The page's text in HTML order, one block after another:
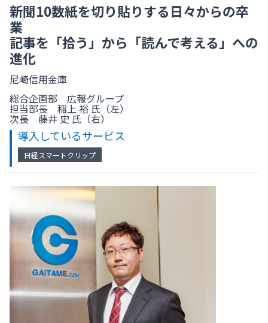
新聞10数紙を切り貼りする日々からの卒
業
記事を「拾う」から「読んで考える」への
進化
尼崎信用金庫
総合企画部 広報グループ
担当部長 稲上 裕 氏（左）
次長 藤井 史 氏（右）
導入しているサービス
日経スマートクリップ